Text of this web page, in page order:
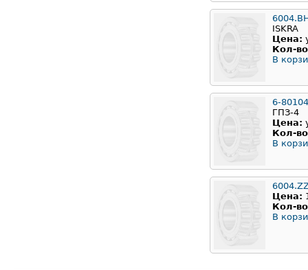
ISKRA
Цена:
Кол-
В
6-
ГПЗ-4
Цена:
Кол-
В
Цена:
Кол-
В